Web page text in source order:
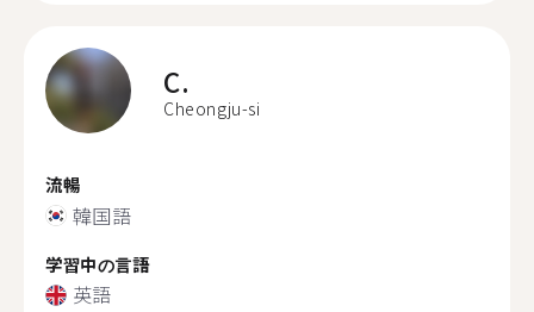
C.
Cheongju-si
流暢
韓国語
学習中の言語
英語